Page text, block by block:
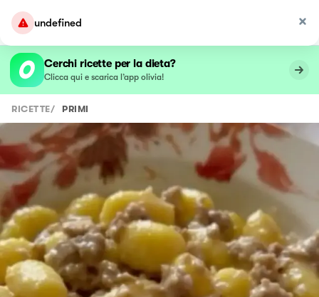
undefined
Cerchi ricette per la dieta?
Clicca qui e scarica l’app olivia!
RICETTE/ PRIMI